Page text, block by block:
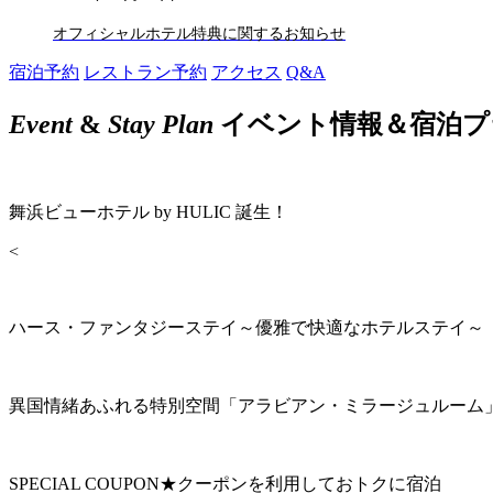
オフィシャルホテル特典に関するお知らせ
宿泊予約 レストラン予約 アクセス Q&A
Event& Stay Plan イベント情報＆宿泊
舞浜ビューホテル by HULIC 誕生！
<
ハース・ファンタジーステイ～優雅で快適なホテルステイ～
異国情緒あふれる特別空間「アラビアン・ミラージュルーム
SPECIAL COUPON★クーポンを利用しておトクに宿泊